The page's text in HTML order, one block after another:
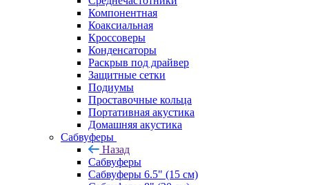
Компонентная
Коаксиальная
Кроссоверы
Конденсаторы
Раскрыв под драйвер
Защитные сетки
Подиумы
Проставочные кольца
Портативная акустика
Домашняя акустика
Сабвуферы
Назад
Сабвуферы
Сабвуферы 6.5" (15 см)